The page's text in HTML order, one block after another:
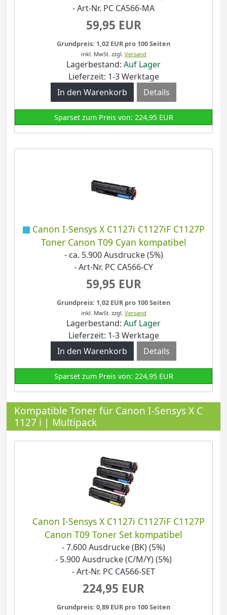
- Art-Nr. PC CA566-MA
59,95 EUR
Grundpreis: 1,02 EUR pro 100 Seiten
inkl. MwSt. zzgl. Versand
Lagerbestand: Auf Lager
Lieferzeit: 1-3 Werktage
Details
Sparset zum Preis von: 224,95 EUR
Canon I-Sensys X C1127i C1127iF C1127P
Toner Canon T09 Cyan kompatibel
- ca. 5.900 Ausdrucke (5%)
- Art-Nr. PC CA566-CY
59,95 EUR
Grundpreis: 1,02 EUR pro 100 Seiten
inkl. MwSt. zzgl. Versand
Lagerbestand: Auf Lager
Lieferzeit: 1-3 Werktage
Details
Sparset zum Preis von: 224,95 EUR
Kompatible Toner für Canon I-Sensys X C
1127 i | Multipack
Canon I-Sensys X C1127i C1127iF C1127P
Canon T09 Toner Set kompatibel
- 7.600 Ausdrucke (BK) (5%)
- 5.900 Ausdrucke (C/M/Y) (5%)
- Art-Nr. PC CA566-SET
224,95 EUR
Grundpreis: 0,89 EUR pro 100 Seiten